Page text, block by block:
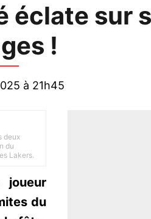
éclate sur
!
à 21h45
deux
du
Lakers.
joueur
du